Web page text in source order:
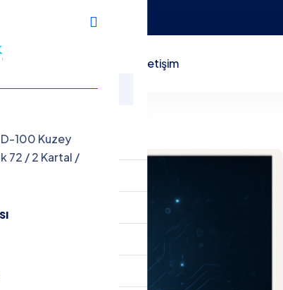
İletişim
D-100 Kuzey
72 / 2 Kartal /